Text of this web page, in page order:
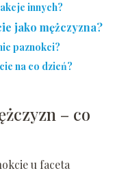
innych?
jako mężczyzna?
paznokci?
na co dzień?
– co
u faceta